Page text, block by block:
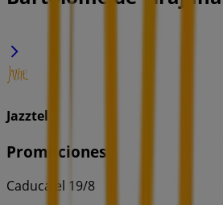
Jazztel
Promociones
Caduca el 19/8